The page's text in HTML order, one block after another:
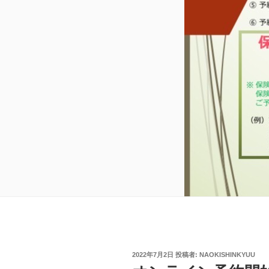
投
2022年7月2日 投稿者: NAOKISHINKYUU